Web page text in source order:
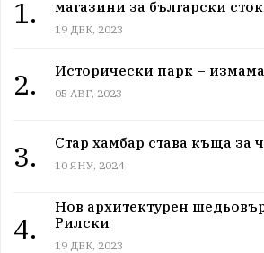
1.
магазини за български
19 ДЕК, 2023
2. Исторически парк –
05 АВГ, 2023
3. Стар хамбар става къща за
10 ЯНУ, 2024
4.
Нов архитектурен
Рилски
19 ДЕК, 2023